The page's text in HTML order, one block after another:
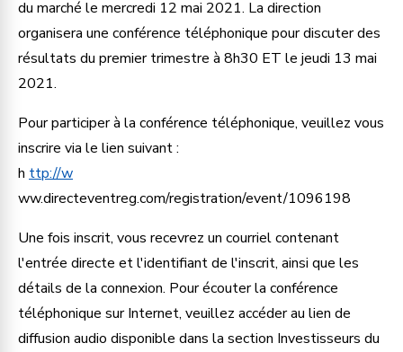
du marché le mercredi 12 mai 2021. La direction
organisera une conférence téléphonique pour discuter des
résultats du premier trimestre à 8h30 ET le jeudi 13 mai
2021.
Pour participer à la conférence téléphonique, veuillez vous
inscrire via le lien suivant :
h ttp://w
ww.directeventreg.com/registration/event/1096198
Une fois inscrit, vous recevrez un courriel contenant
l'entrée directe et l'identifiant de l'inscrit, ainsi que les
détails de la connexion. Pour écouter la conférence
téléphonique sur Internet, veuillez accéder au lien de
diffusion audio disponible dans la section Investisseurs du